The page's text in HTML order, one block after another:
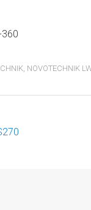
, NOVOTECHNIK